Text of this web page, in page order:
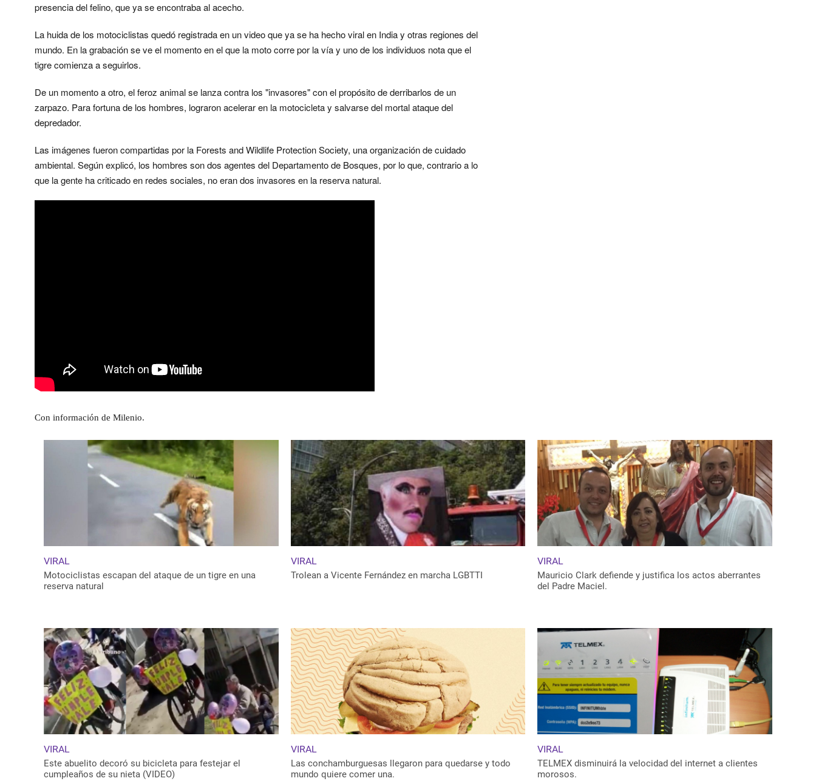
presencia del felino, que ya se encontraba al acecho.
La huida de los motociclistas quedó registrada en un video que ya se ha hecho viral en India y otras regiones del
mundo. En la grabación se ve el momento en el que la moto corre por la vía y uno de los individuos nota que el
tigre comienza a seguirlos.
De un momento a otro, el feroz animal se lanza contra los "invasores" con el propósito de derribarlos de un
zarpazo. Para fortuna de los hombres, lograron acelerar en la motocicleta y salvarse del mortal ataque del
depredador.
Las imágenes fueron compartidas por la Forests and Wildlife Protection Society, una organización de cuidado
ambiental. Según explicó, los hombres son dos agentes del Departamento de Bosques, por lo que, contrario a lo
que la gente ha criticado en redes sociales, no eran dos invasores en la reserva natural.
Con información de Milenio.
VIRAL
Motociclistas escapan del ataque de un tigre en una
reserva natural
VIRAL
Trolean a Vicente Fernández en marcha LGBTTI
VIRAL
Mauricio Clark defiende y justifica los actos aberrantes
del Padre Maciel.
VIRAL
Este abuelito decoró su bicicleta para festejar el
cumpleaños de su nieta (VIDEO)
VIRAL
Las conchamburguesas llegaron para quedarse y todo
mundo quiere comer una.
VIRAL
TELMEX disminuirá la velocidad del internet a clientes
morosos.